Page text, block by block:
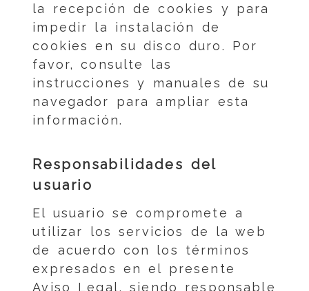
la recepción de cookies y para
impedir la instalación de
cookies en su disco duro. Por
favor, consulte las
instrucciones y manuales de su
navegador para ampliar esta
información.
Responsabilidades del
usuario
El usuario se compromete a
utilizar los servicios de la web
de acuerdo con los términos
expresados en el presente
Aviso Legal, siendo responsable